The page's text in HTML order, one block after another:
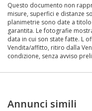
Questo documento non
misure, superfici e distanze
planimetrie sono date a
garantita. Le fotografie
data in cui son state fatte. L
Vendita/affitto, ritiro dalla
condizione, senza avviso
Annunci simili